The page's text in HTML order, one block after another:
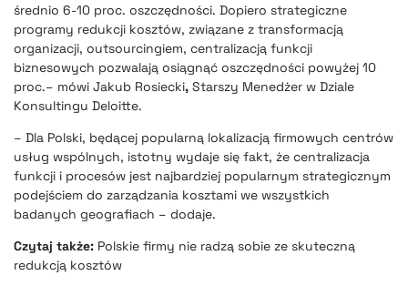
średnio 6-10 proc. oszczędności. Dopiero strategiczne
programy redukcji kosztów, związane z transformacją
organizacji, outsourcingiem, centralizacją funkcji
biznesowych pozwalają osiągnąć oszczędności powyżej 10
proc.– mówi Jakub Rosiecki, Starszy Menedżer w Dziale
Konsultingu Deloitte.
– Dla Polski, będącej popularną lokalizacją firmowych centrów
usług wspólnych, istotny wydaje się fakt, że centralizacja
funkcji i procesów jest najbardziej popularnym strategicznym
podejściem do zarządzania kosztami we wszystkich
badanych geografiach – dodaje.
Czytaj także: Polskie firmy nie radzą sobie ze skuteczną
redukcją kosztów